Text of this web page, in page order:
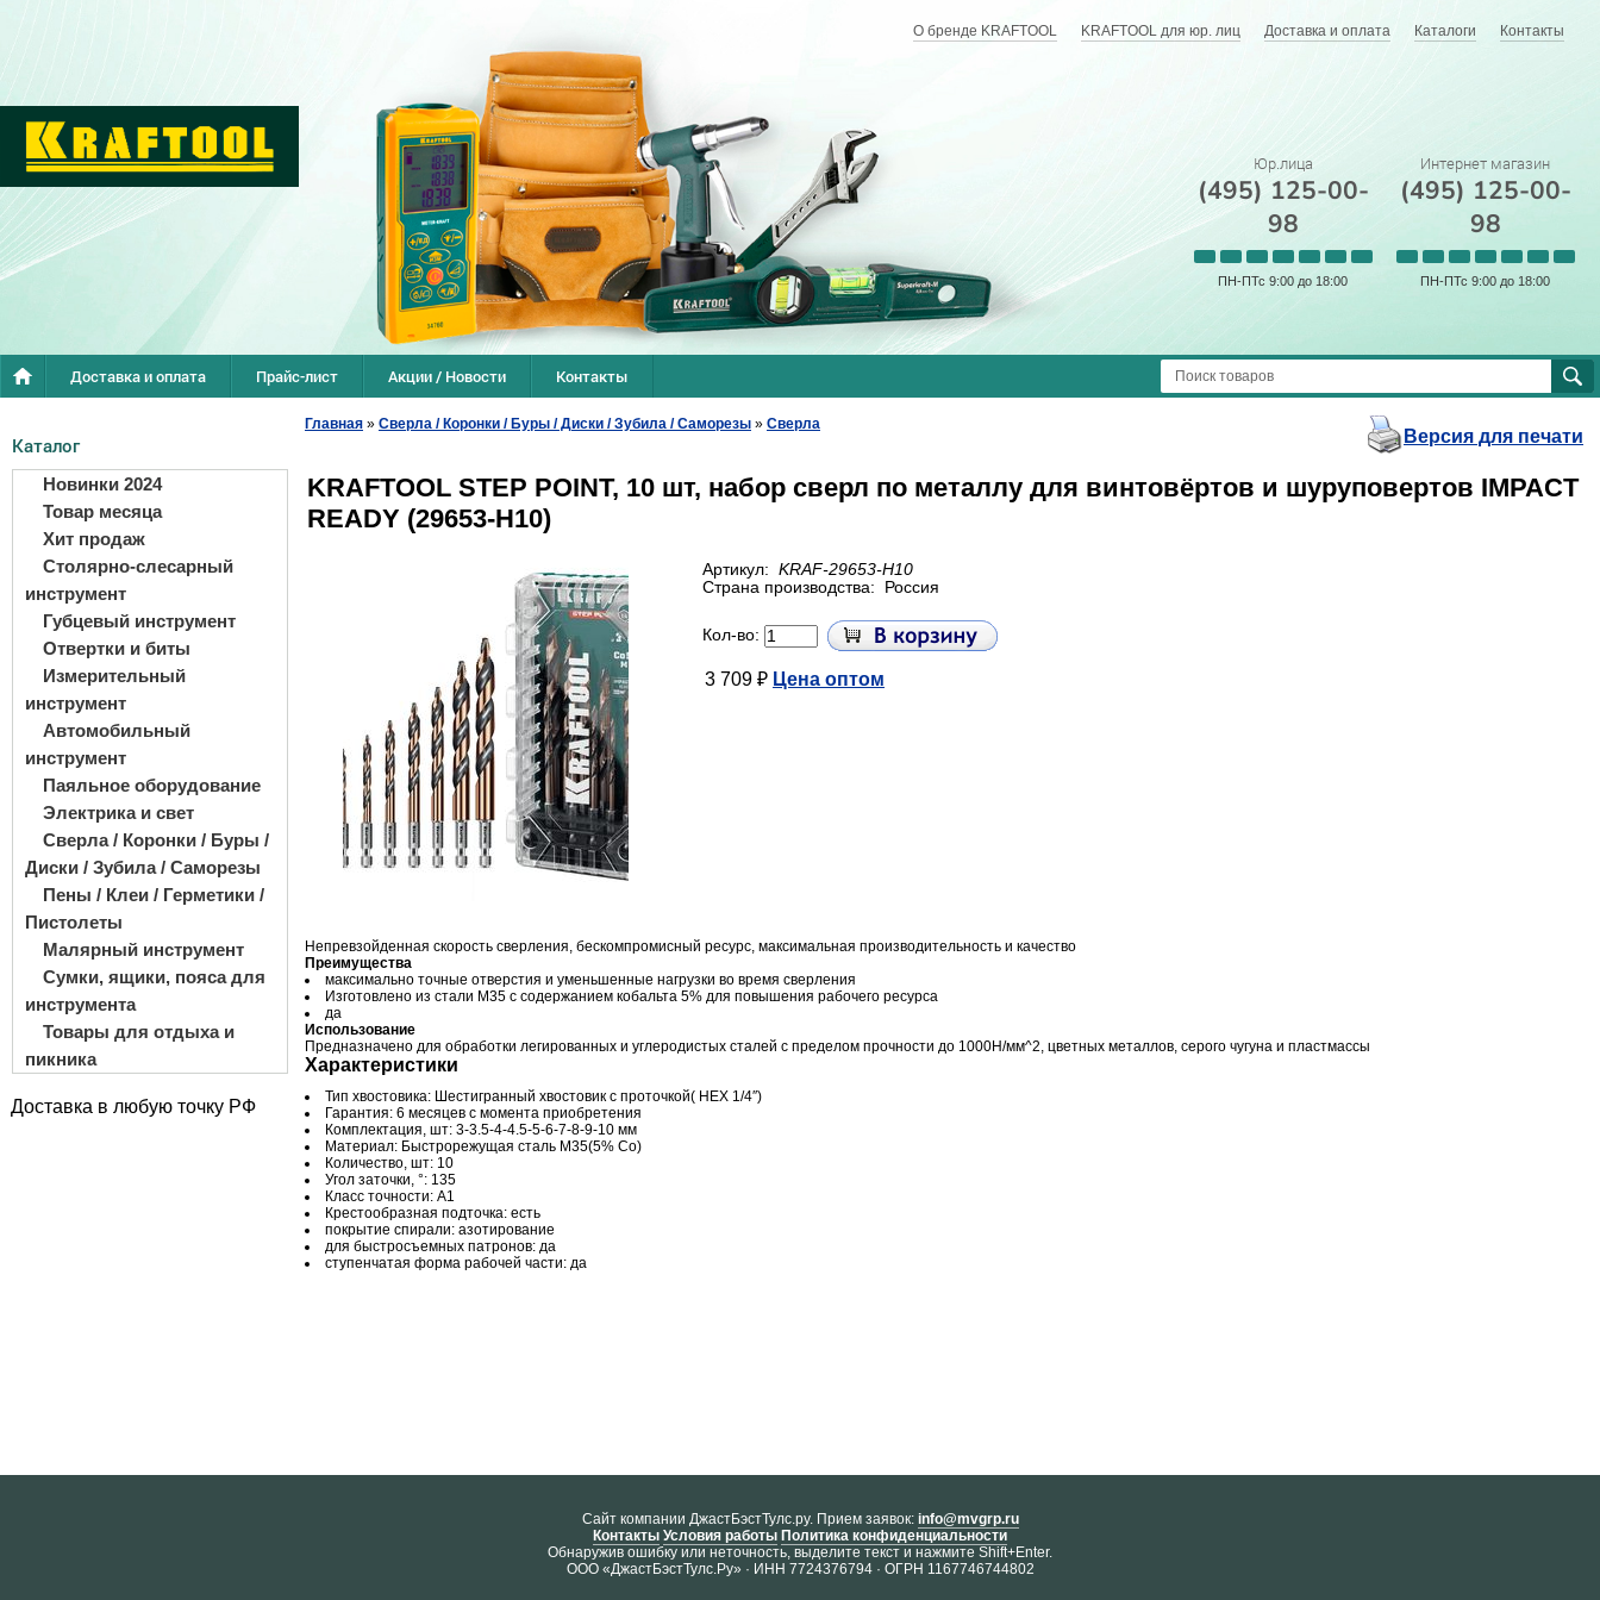
О бренде KRAFTOOL KRAFTOOL для юр. лиц Доставка и оплата Каталоги Контакты
Юр.лица
(495) 125-00-
98
ПН-ПТс 9:00 до 18:00
Интернет магазин
(495) 125-00-
98
ПН-ПТс 9:00 до 18:00
Доставка и оплата Прайс-лист Акции / Новости Контакты
Каталог
Новинки 2024
Товар месяца
Хит продаж
Столярно-слесарный
инструмент
Губцевый инструмент
Отвертки и биты
Измерительный
инструмент
Автомобильный
инструмент
Паяльное оборудование
Электрика и свет
Сверла / Коронки / Буры /
Диски / Зубила / Саморезы
Пены / Клеи / Герметики /
Пистолеты
Малярный инструмент
Сумки, ящики, пояса для
инструмента
Товары для отдыха и
пикника
Доставка в любую точку РФ
Главная » Сверла / Коронки / Буры / Диски / Зубила / Саморезы » Сверла
Версия для печати
KRAFTOOL STEP POINT, 10 шт, набор сверл по металлу для винтовёртов и шуруповертов IMPACT
READY (29653-H10)
Артикул: KRAF-29653-H10
Страна производства:
Россия
Кол-во:
3 709 ₽ Цена оптом
Непревзойденная скорость сверления, бескомпромисный ресурс, максимальная производительность и качество
Преимущества
максимально точные отверстия и уменьшенные нагрузки во время сверления
Изготовлено из стали М35 с содержанием кобальта 5% для повышения рабочего ресурса
да
Использование
Предназначено для обработки легированных и углеродистых сталей с пределом прочности до 1000Н/мм^2, цветных металлов, серого чугуна и пластмассы
Характеристики
Тип хвостовика: Шестигранный хвостовик с проточкой( НЕХ 1/4″)
Гарантия: 6 месяцев с момента приобретения
Комплектация, шт: 3-3.5-4-4.5-5-6-7-8-9-10 мм
Материал: Быстрорежущая сталь M35(5% Co)
Количество, шт: 10
Угол заточки, °: 135
Класс точности: А1
Крестообразная подточка: есть
покрытие спирали: азотирование
для быстросъемных патронов: да
ступенчатая форма рабочей части: да
Cайт компании ДжастБэстТулс.ру. Прием заявок: info@mvgrp.ru
Контакты Условия работы Политика конфиденциальности
Обнаружив ошибку или неточность, выделите текст и нажмите Shift+Enter.
ООО «ДжастБэстТулс.Ру» · ИНН 7724376794 · ОГРН 1167746744802